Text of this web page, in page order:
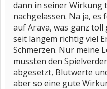
dann in seiner
nachgelassen. Na ja,
auf Arava, was ganz
seit langem richtig viel
Schmerzen. Nur meine
mussten den
abgesetzt, Blutwerte
aber so eine gute